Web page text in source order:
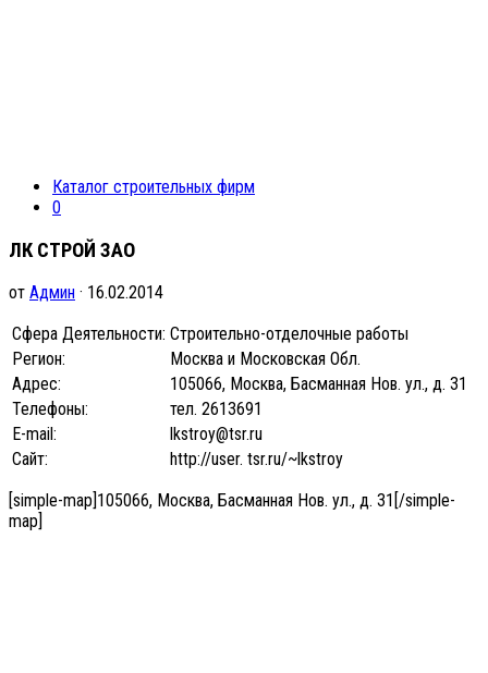
Каталог строительных фирм
0
ЛК СТРОЙ ЗАО
от Админ · 16.02.2014
Сфера Деятельности: Строительно-отделочные работы
Регион:
Москва и Московская Обл.
Адрес:
105066, Москва, Басманная Нов. ул., д. 31
Телефоны:
тел. 2613691
E-mail:
lkstroy@tsr.ru
Сайт:
http://user. tsr.ru/~lkstroy
[simple-map]105066, Москва, Басманная Нов. ул., д. 31[/simple-
map]